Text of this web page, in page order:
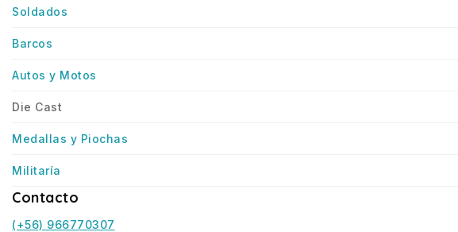
Soldados
Barcos
Autos y Motos
Die Cast
Medallas y Piochas
Militaría
Contacto
(+56) 966770307